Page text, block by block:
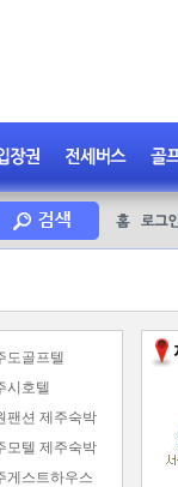
도골프텔
시호텔
팬션 제주숙박
모텔 제주숙박
게스트하우스